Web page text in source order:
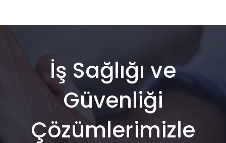
İş Sağlığı ve
Güvenliği
Çözümlerimizle